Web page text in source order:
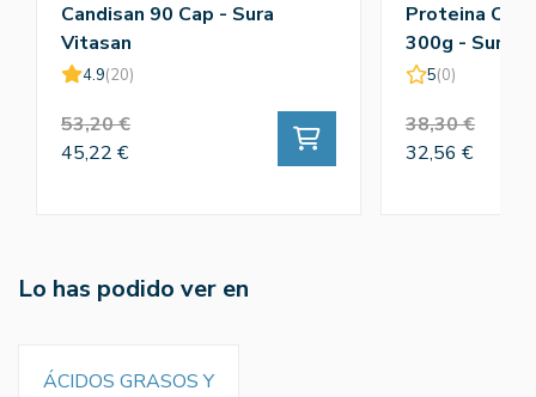
Candisan 90 Cap - Sura
Vitasan
4.9(20)
53,20 €
45,22 €
Proteina
300g - Sura
5(0)
38,30 €
32,56 €
Lo has podido ver en
ÁCIDOS GRASOS Y